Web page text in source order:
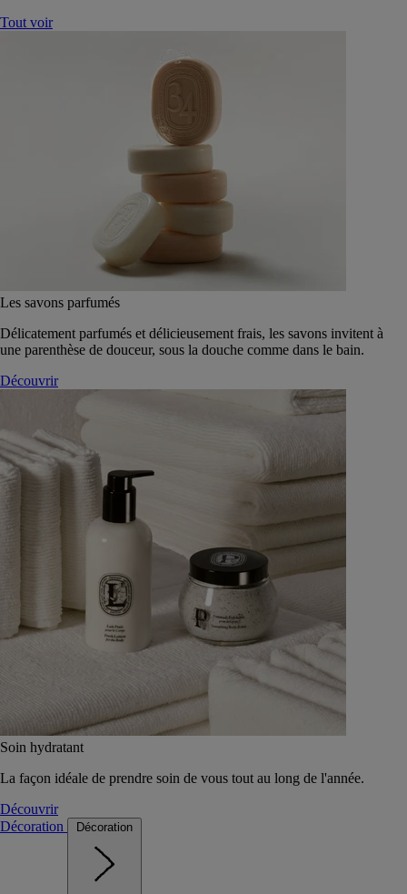
Tout voir
Les savons parfumés
Délicatement parfumés et délicieusement frais, les savons invitent à
une parenthèse de douceur, sous la douche comme dans le bain.
Découvrir
Soin hydratant
La façon idéale de prendre soin de vous tout au long de l'année.
Découvrir
Décoration
Décoration